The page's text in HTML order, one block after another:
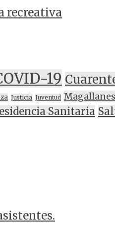
recreativa
19
Justicia Juventud Magallanes
Sanitaria